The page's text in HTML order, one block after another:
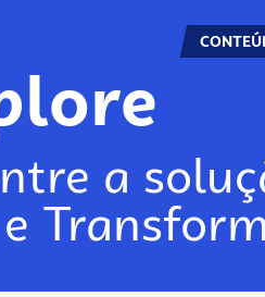
a
e